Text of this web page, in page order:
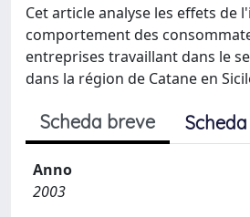
Cet article analyse les effets
comportement des
entreprises travaillant dans le
dans la région de Catane en
Scheda breve
Anno
2003